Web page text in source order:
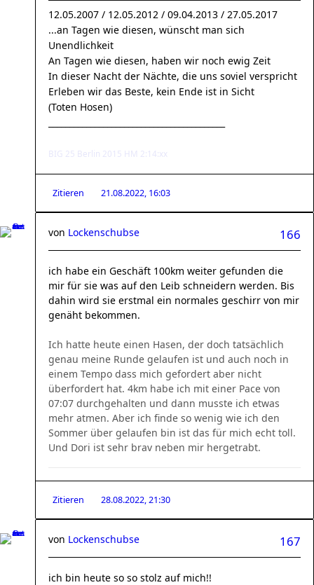
12.05.2007 / 12.05.2012 / 09.04.2013 / 27.05.2017
...an Tagen wie diesen, wünscht man sich
Unendlichkeit
An Tagen wie diesen, haben wir noch ewig Zeit
In dieser Nacht der Nächte, die uns soviel verspricht
Erleben wir das Beste, kein Ende ist in Sicht
(Toten Hosen)
BIG 25 Berlin 2015 HM 2:14:xx
Zitieren 21.08.2022, 16:03
166
von Lockenschubse
ich habe ein Geschäft 100km weiter gefunden die
mir für sie was auf den Leib schneidern werden. Bis
dahin wird sie erstmal ein normales geschirr von mir
genäht bekommen.
Ich hatte heute einen Hasen, der doch tatsächlich
genau meine Runde gelaufen ist und auch noch in
einem Tempo dass mich gefordert aber nicht
überfordert hat. 4km habe ich mit einer Pace von
07:07 durchgehalten und dann musste ich etwas
mehr atmen. Aber ich finde so wenig wie ich den
Sommer über gelaufen bin ist das für mich echt toll.
Und Dori ist sehr brav neben mir hergetrabt.
Zitieren 28.08.2022, 21:30
167
von Lockenschubse
ich bin heute so so stolz auf mich!!